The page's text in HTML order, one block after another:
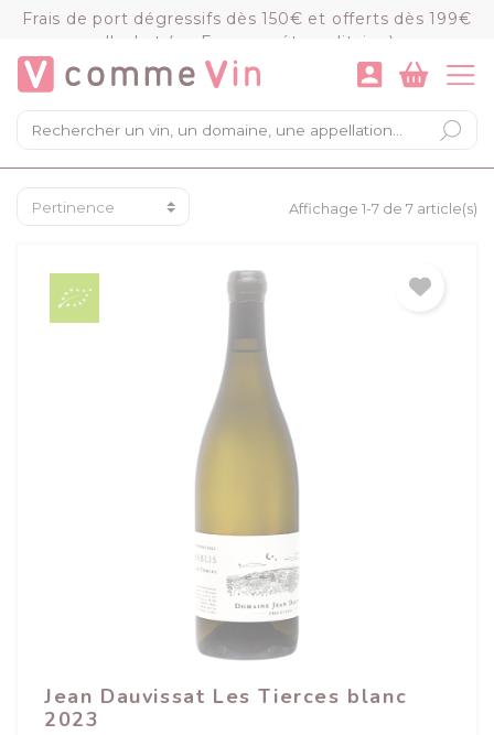
Frais de port dégressifs dès 150€ et offerts dès 199€
d'achat (en France métropolitaine)
×
Mon panier
Chargement du panier...
VOIR LE PANIER COMMANDER
Affichage 1-7 de 7 article(s)
Jean Dauvissat Les Tierces blanc
2023
Panneau de gestion des cookies